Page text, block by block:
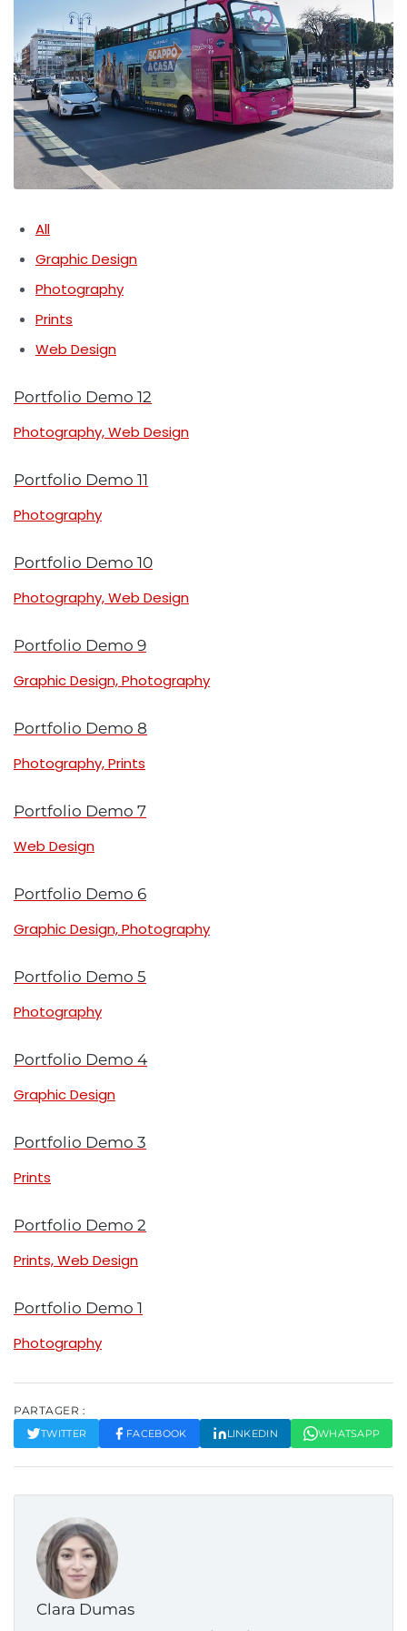
All
Graphic Design
Photography
Prints
Web Design
Portfolio Demo 12
Photography, Web Design
Portfolio Demo 11
Photography
Portfolio Demo 10
Photography, Web Design
Portfolio Demo 9
Graphic Design, Photography
Portfolio Demo 8
Photography, Prints
Portfolio Demo 7
Web Design
Portfolio Demo 6
Graphic Design, Photography
Portfolio Demo 5
Photography
Portfolio Demo 4
Graphic Design
Portfolio Demo 3
Prints
Portfolio Demo 2
Prints, Web Design
Portfolio Demo 1
Photography
PARTAGER :
TWITTER FACEBOOK LINKEDIN WHATSAPP
Clara Dumas